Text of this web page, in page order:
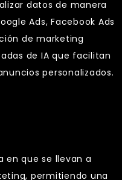
datos de manera
Ads, Facebook Ads
de marketing
de IA que facilitan
personalizados.
en que se llevan a
permitiendo una